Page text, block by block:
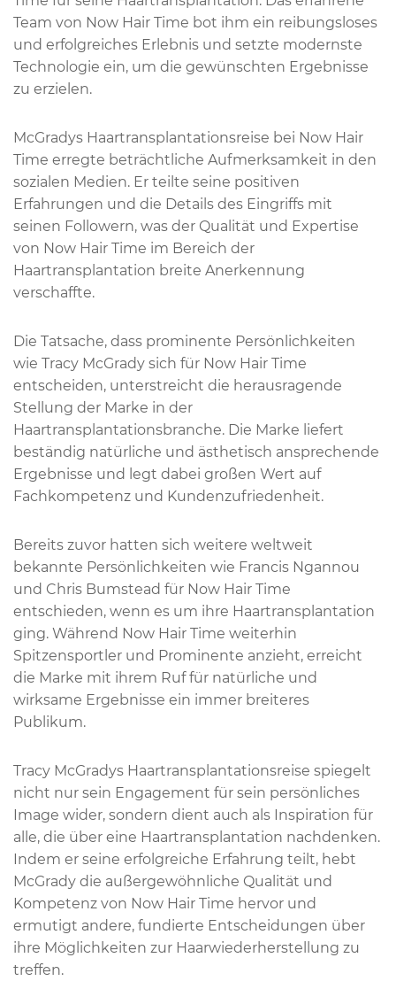
Team von Now Hair Time bot ihm ein reibungsloses
und erfolgreiches Erlebnis und setzte modernste
Technologie ein, um die gewünschten Ergebnisse
zu erzielen.
McGradys Haartransplantationsreise bei Now Hair
Time erregte beträchtliche Aufmerksamkeit in den
sozialen Medien. Er teilte seine positiven
Erfahrungen und die Details des Eingriffs mit
seinen Followern, was der Qualität und Expertise
von Now Hair Time im Bereich der
Haartransplantation breite Anerkennung
verschaffte.
Die Tatsache, dass prominente Persönlichkeiten
wie Tracy McGrady sich für Now Hair Time
entscheiden, unterstreicht die herausragende
Stellung der Marke in der
Haartransplantationsbranche. Die Marke liefert
beständig natürliche und ästhetisch ansprechende
Ergebnisse und legt dabei großen Wert auf
Fachkompetenz und Kundenzufriedenheit.
Bereits zuvor hatten sich weitere weltweit
bekannte Persönlichkeiten wie Francis Ngannou
und Chris Bumstead für Now Hair Time
entschieden, wenn es um ihre Haartransplantation
ging. Während Now Hair Time weiterhin
Spitzensportler und Prominente anzieht, erreicht
die Marke mit ihrem Ruf für natürliche und
wirksame Ergebnisse ein immer breiteres
Publikum.
Tracy McGradys Haartransplantationsreise spiegelt
nicht nur sein Engagement für sein persönliches
Image wider, sondern dient auch als Inspiration für
alle, die über eine Haartransplantation nachdenken.
Indem er seine erfolgreiche Erfahrung teilt, hebt
McGrady die außergewöhnliche Qualität und
Kompetenz von Now Hair Time hervor und
ermutigt andere, fundierte Entscheidungen über
ihre Möglichkeiten zur Haarwiederherstellung zu
treffen.